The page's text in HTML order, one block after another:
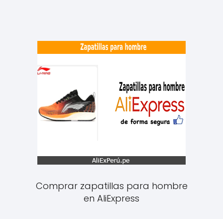
Comprar zapatillas para hombre
en AliExpress